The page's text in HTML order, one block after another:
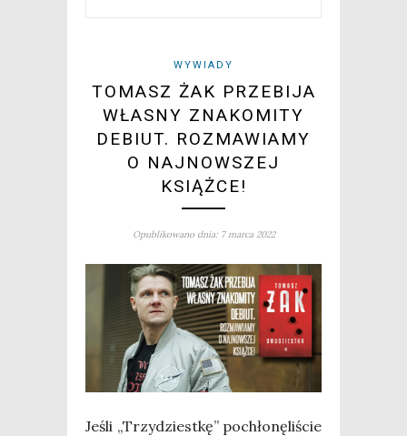
WYWIADY
TOMASZ ŻAK PRZEBIJA
WŁASNY ZNAKOMITY
DEBIUT. ROZMAWIAMY
O NAJNOWSZEJ
KSIĄŻCE!
Opublikowano dnia: 7 marca 2022
Jeśli „Trzy­dziest­kę” pochło­nę­li­ście